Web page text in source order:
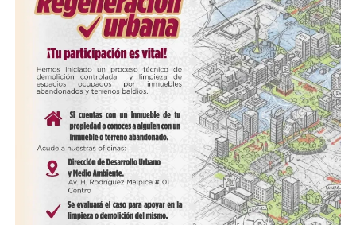
COMPARTE ESTA INFORMACIÓN